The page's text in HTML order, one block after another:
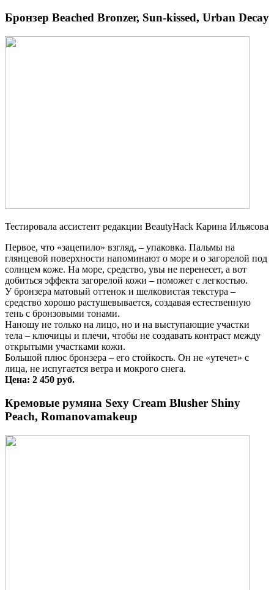
Бронзер Beached Bronzer, Sun-kissed, Urban Decay
Тестировала ассистент редакции BeautyHack Карина Ильясова
Первое, что «зацепило» взгляд, – упаковка. Пальмы на
глянцевой поверхности напоминают о море и о загорелой под
солнцем коже. На море, средство, увы не перенесет, а вот
добиться эффекта загорелой кожи – поможет с легкостью.
У бронзера матовый оттенок и шелковистая текстура –
средство хорошо растушевывается, создавая естественную
тень с бронзовыми тонами.
Наношу не только на лицо, но и на выступающие участки
тела – ключицы и плечи, чтобы не создавать контраст между
открытыми участками кожи.
Большой плюс бронзера – его стойкость. Он не «утечет» с
лица, не испугается ветра и мокрого снега.
Цена: 2 450 руб.
Кремовые румяна Sexy Cream Blusher Shiny
Peach, Romanovamakeup